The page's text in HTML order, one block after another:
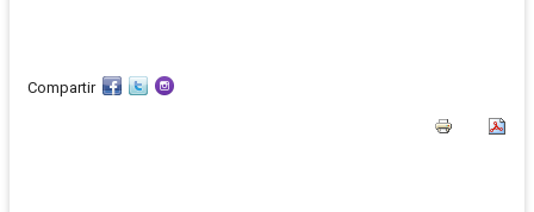
Compartir